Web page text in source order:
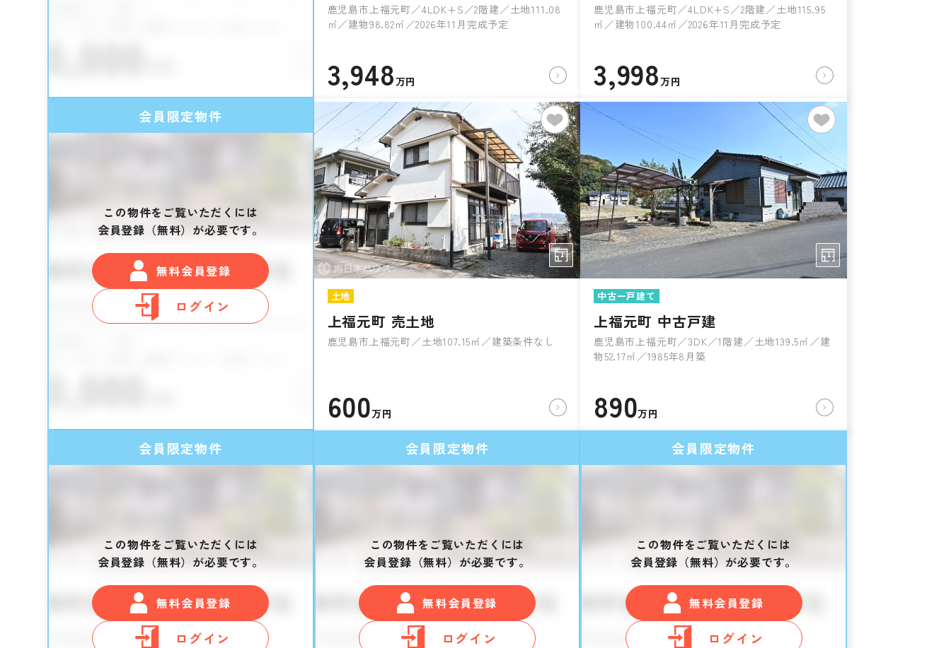
鹿児島市上福元町／4LDK+S／2階建／土地111.08
㎡／建物98.82㎡／2026年11月完成予定
3,948万円
鹿児島市上福元町／4LDK+S／2階建／土地115.95
㎡／建物100.44㎡／2026年11月完成予定
3,998万円
会員限定物件
この物件をご覧いただくには
会員登録（無料）が必要です。
無料会員登録
ログイン
土地
上福元町 売土地
鹿児島市上福元町／土地107.15㎡／建築条件なし
600万円
中古一戸建て
上福元町 中古戸建
鹿児島市上福元町／3DK／1階建／土地139.5㎡／建
物52.17㎡／1985年8月築
890万円
会員限定物件
この物件をご覧いただくには
会員登録（無料）が必要です。
無料会員登録
ログイン
会員限定物件
この物件をご覧いただくには
会員登録（無料）が必要です。
無料会員登録
ログイン
会員限定物件
この物件をご覧いただくには
会員登録（無料）が必要です。
無料会員登録
ログイン